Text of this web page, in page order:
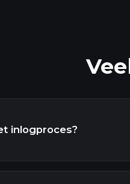
inlogproces?